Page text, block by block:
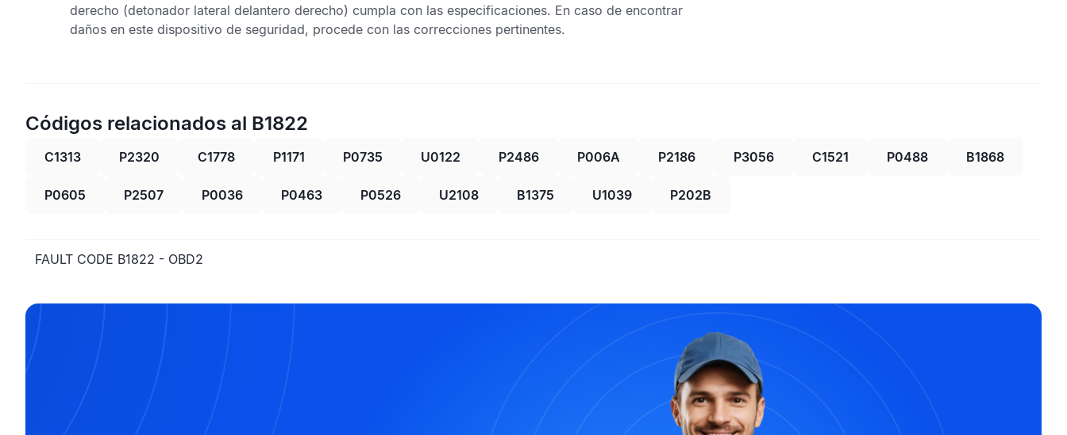
derecho (detonador lateral delantero derecho) cumpla con las especificaciones. En caso de encontrar
daños en este dispositivo de seguridad, procede con las correcciones pertinentes.
Códigos relacionados al B1822
C1313 P2320 C1778 P1171 P0735 U0122 P2486 P006A P2186 P3056 C1521 P0488 B1868
P0605 P2507 P0036 P0463 P0526 U2108 B1375 U1039 P202B
FAULT CODE B1822 - OBD2